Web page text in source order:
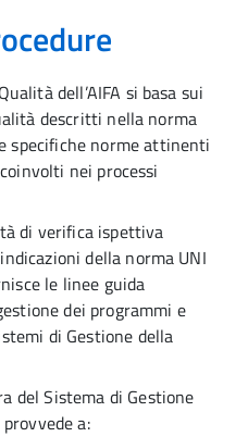
dell’AIFA si basa sui
descritti nella norma
specifiche norme attinenti
nei processi
di verifica ispettiva
della norma UNI
le linee guida
dei programmi e
di Gestione della
del Sistema di Gestione
a: